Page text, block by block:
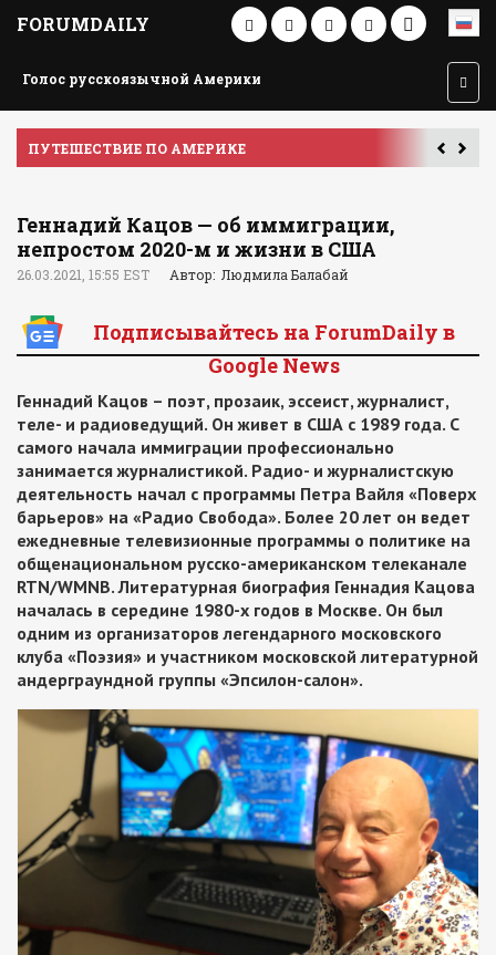
FORUMDAILY
Голос русскоязычной Америки
ПУТЕШЕСТВИЕ ПО АМЕРИКЕ
Геннадий Кацов — об иммиграции,
непростом 2020-м и жизни в США
26.03.2021, 15:55 EST Автор: Людмила Балабай
Подписывайтесь на ForumDaily в
Google News
Геннадий Кацов – поэт, прозаик, эссеист, журналист,
теле- и радиоведущий. Он живет в США с 1989 года. С
самого начала иммиграции профессионально
занимается журналистикой. Радио- и журналистскую
деятельность начал с программы Петра Вайля «Поверх
барьеров» на «Радио Свобода». Более 20 лет он ведет
ежедневные телевизионные программы о политике на
общенациональном русско-американском телеканале
RTN/WMNB.Литературная биография Геннадия Кацова
началась в середине 1980-х годов в Москве. Он был
одним из организаторов легендарного московского
клуба «Поэзия» и участником московской литературной
андерграундной группы «Эпсилон-салон».